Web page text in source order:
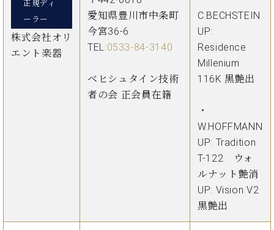
正規ディ
ーラー
株式会社オリ
エント楽器
愛知県豊川市中条町
今宮36-6
TEL:0533-84-3140
ベヒシュタイン技術
者の会 正会員在籍
C.BECHSTEIN
UP:
Residence
Millenium
116K 黒艶出
・
W.HOFFMANN
UP: Tradition
T-122 ウォ
ルナット艶消
UP: Vision V2
黒艶出